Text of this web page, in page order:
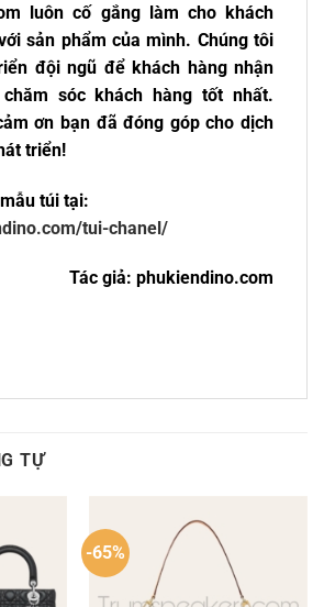
luôn cố gắng làm cho khách
sản phẩm của mình. Chúng tôi
đội ngũ để khách hàng nhận
sóc khách hàng tốt nhất.
ơn bạn đã đóng góp cho dịch
triển!
túi tại:
tui-chanel/
Tác giả: phukiendino.com
TỰ
-65%